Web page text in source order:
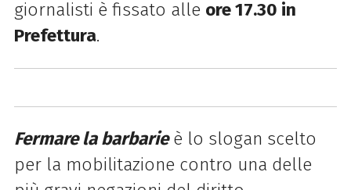
giornalisti è fissato alle ore 17.30 in
Prefettura.
Fermare la barbarieè lo slogan scelto
per la mobilitazione contro una delle